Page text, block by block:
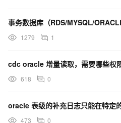
事务数据库（RDS/MYSQL/
1279 1
618 0
oracle 表级的补充日志只能在特定
473 0